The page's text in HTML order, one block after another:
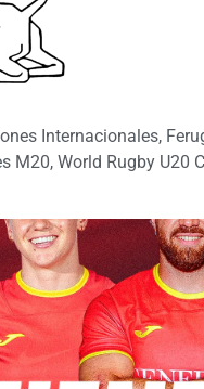
Internacionales,
M20, World Rugby U20